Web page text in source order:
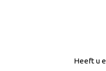
Heeft u